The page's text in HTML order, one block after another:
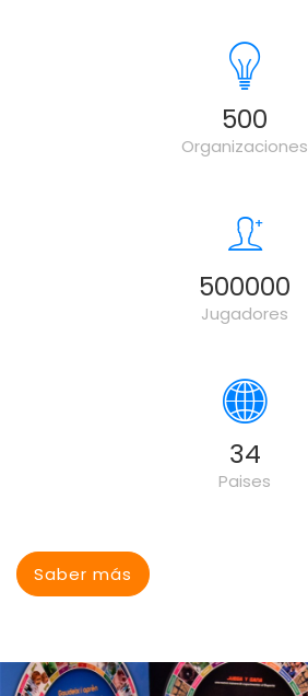
500
Organizaciones
500000
Jugadores
34
Paises
Saber más